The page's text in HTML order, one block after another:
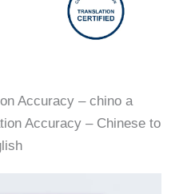
Accuracy – chino a
Accuracy – Chinese to